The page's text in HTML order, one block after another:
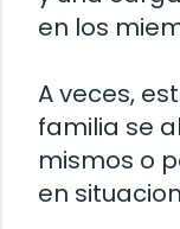
en los
A veces,
familia se
mismos o
en